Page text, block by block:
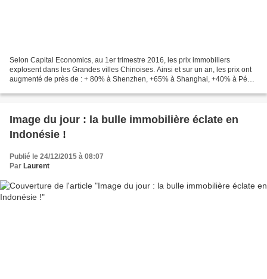
Selon Capital Economics, au 1er trimestre 2016, les prix immobiliers
explosent dans les Grandes villes Chinoises. Ainsi et sur un an, les prix ont
augmenté de près de : + 80% à Shenzhen, +65% à Shanghai, +40% à Pékin
Image du jour : la bulle immobilière éclate en
Indonésie !
Publié le 24/12/2015 à 08:07
Par Laurent